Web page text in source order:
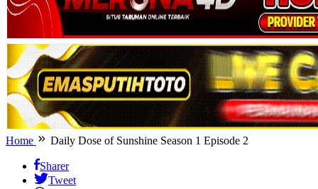
Home Daily Dose of Sunshine Season 1 Episode 2
Sharer
Tweet